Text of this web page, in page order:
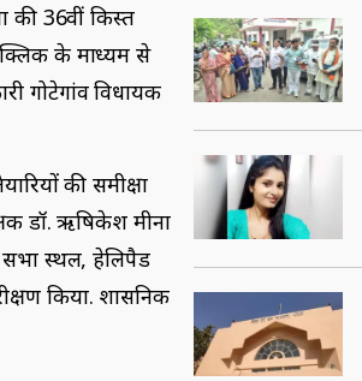
की 36वीं किस्‍त
क्लिक के माध्‍यम से
गोटेगांव विधायक
की समीक्षा
डॉ. ऋषिकेश मीना
सभा स्‍थल, हेलिपैड
किया. प्रशासनिक